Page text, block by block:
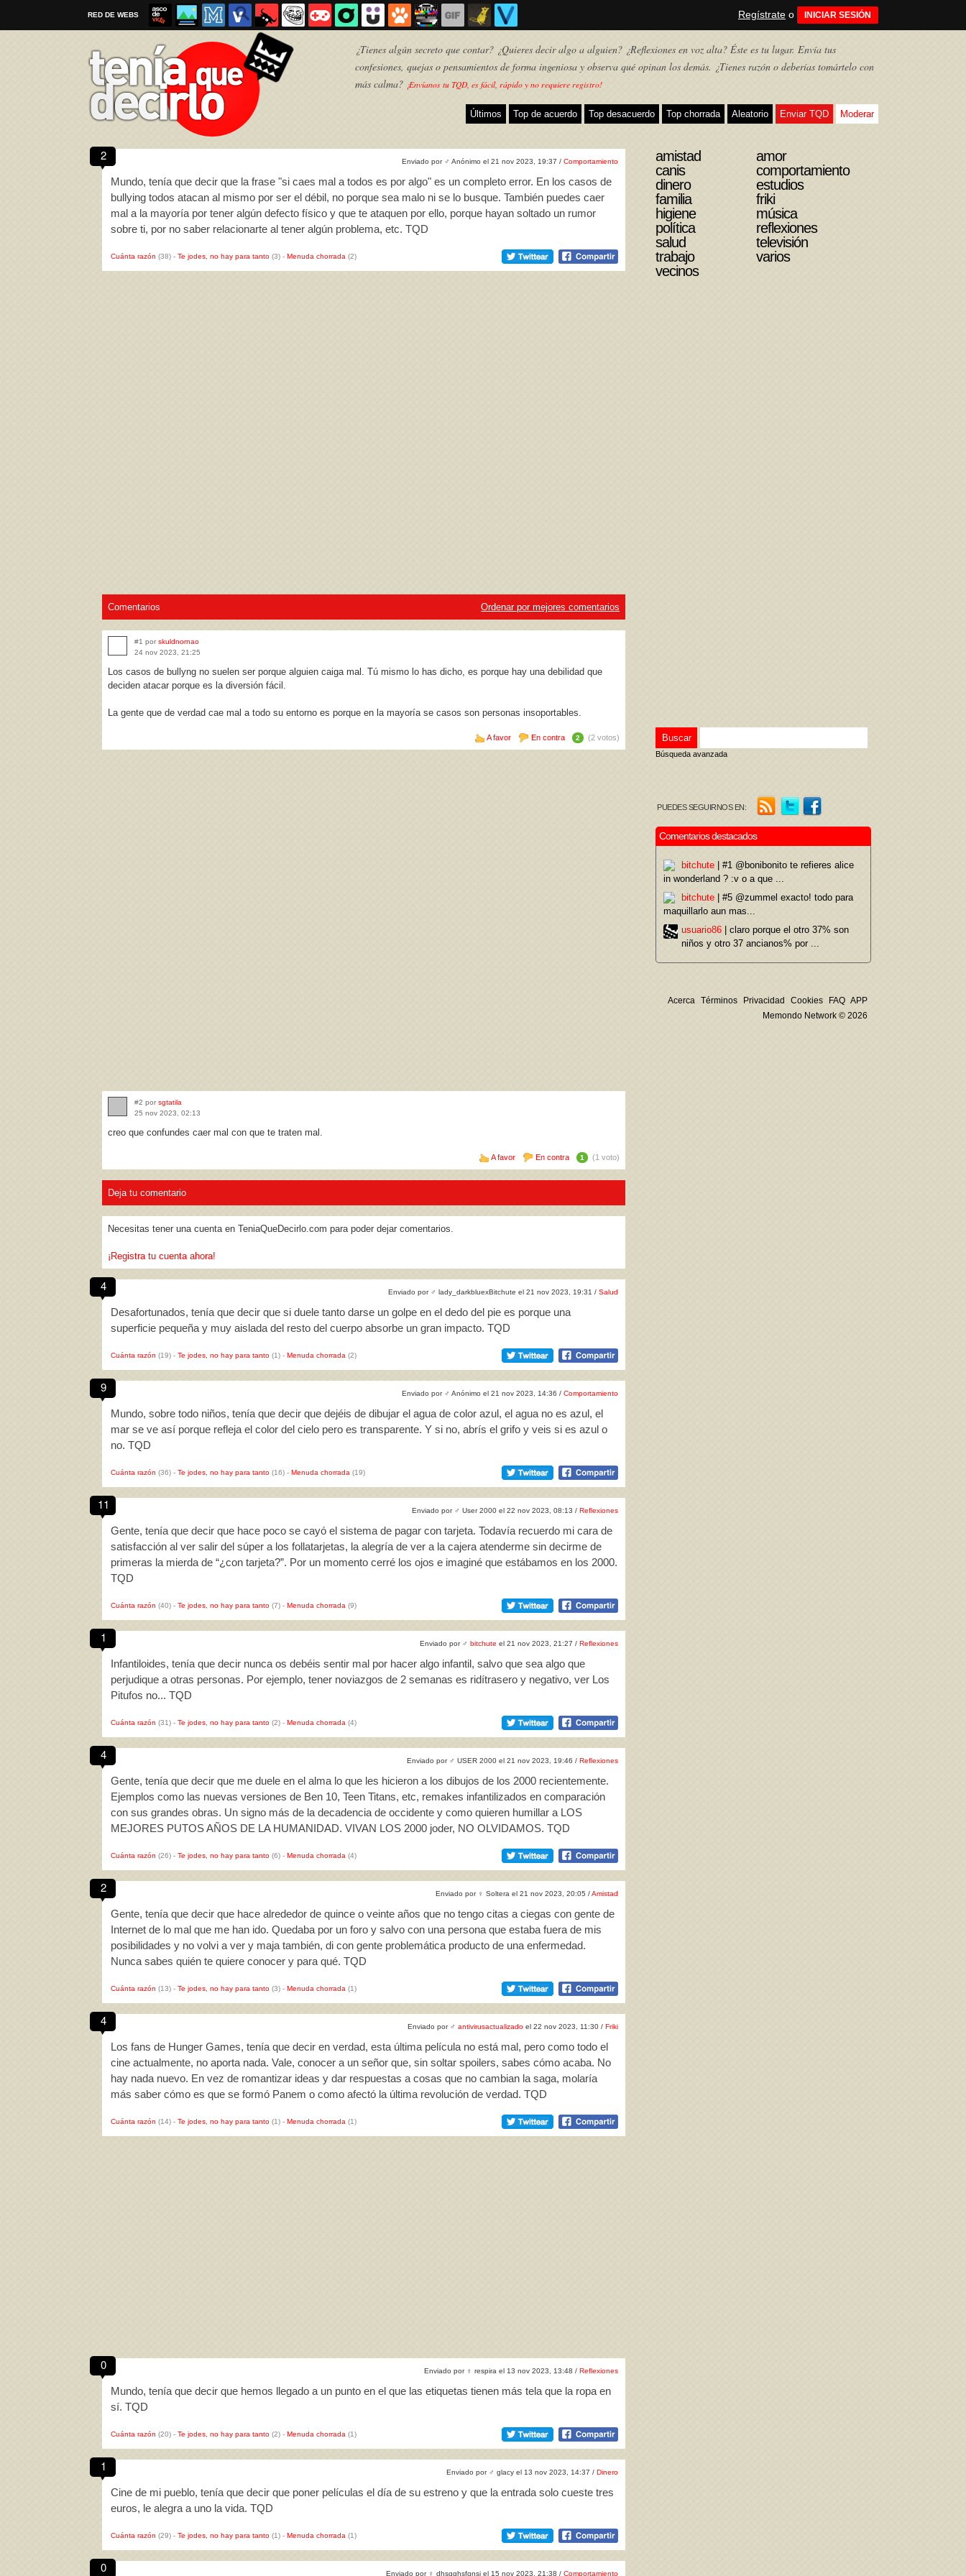
RED DE WEBS Regístrate o INICIAR SESIÓN
¿Tienes algún secreto que contar? ¿Quieres decir algo a alguien? ¿Reflexiones en voz alta? Éste es tu lugar. Envía tus
confesiones, quejas o pensamientos de forma ingeniosa y observa qué opinan los demás. ¿Tienes razón o deberías tomártelo con
más calma? ¡Envíanos tu TQD, es fácil, rápido y no requiere registro!
Últimos Top de acuerdo Top desacuerdo Top chorrada Aleatorio Enviar TQD Moderar
TQD
2 Enviado por ♂ Anónimo el 21 nov 2023, 19:37 / Comportamiento
Mundo, tenía que decir que la frase "si caes mal a todos es por algo" es un completo error. En los casos de
bullying todos atacan al mismo por ser el débil, no porque sea malo ni se lo busque. También puedes caer
mal a la mayoría por tener algún defecto físico y que te ataquen por ello, porque hayan soltado un rumor
sobre ti, por no saber relacionarte al tener algún problema, etc. TQD
Cuánta razón (38) - Te jodes, no hay para tanto (3) - Menuda chorrada (2)
Comentarios Ordenar por mejores comentarios
#1 por skuldnornao
24 nov 2023, 21:25
Los casos de bullyng no suelen ser porque alguien caiga mal. Tú mismo lo has dicho, es porque hay una debilidad que
deciden atacar porque es la diversión fácil.
La gente que de verdad cae mal a todo su entorno es porque en la mayoría se casos son personas insoportables.
A favor En contra 2 (2 votos)
#2 por sgtatila
25 nov 2023, 02:13
creo que confundes caer mal con que te traten mal.
A favor En contra 1 (1 voto)
Deja tu comentario
Necesitas tener una cuenta en TeniaQueDecirlo.com para poder dejar comentarios.
¡Registra tu cuenta ahora!
4 Enviado por ♂ lady_darkbluexBitchute el 21 nov 2023, 19:31 / Salud
Desafortunados, tenía que decir que si duele tanto darse un golpe en el dedo del pie es porque una
superficie pequeña y muy aislada del resto del cuerpo absorbe un gran impacto. TQD
Cuánta razón (19) - Te jodes, no hay para tanto (1) - Menuda chorrada (2)
9 Enviado por ♂ Anónimo el 21 nov 2023, 14:36 / Comportamiento
Mundo, sobre todo niños, tenía que decir que dejéis de dibujar el agua de color azul, el agua no es azul, el
mar se ve así porque refleja el color del cielo pero es transparente. Y si no, abrís el grifo y veis si es azul o
no. TQD
Cuánta razón (36) - Te jodes, no hay para tanto (16) - Menuda chorrada (19)
11 Enviado por ♂ User 2000 el 22 nov 2023, 08:13 / Reflexiones
Gente, tenía que decir que hace poco se cayó el sistema de pagar con tarjeta. Todavía recuerdo mi cara de
satisfacción al ver salir del súper a los follatarjetas, la alegría de ver a la cajera atenderme sin decirme de
primeras la mierda de “¿con tarjeta?”. Por un momento cerré los ojos e imaginé que estábamos en los 2000.
TQD
Cuánta razón (40) - Te jodes, no hay para tanto (7) - Menuda chorrada (9)
1 Enviado por ♂ bitchute el 21 nov 2023, 21:27 / Reflexiones
Infantiloides, tenía que decir nunca os debéis sentir mal por hacer algo infantil, salvo que sea algo que
perjudique a otras personas. Por ejemplo, tener noviazgos de 2 semanas es ridítrasero y negativo, ver Los
Pitufos no... TQD
Cuánta razón (31) - Te jodes, no hay para tanto (2) - Menuda chorrada (4)
4 Enviado por ♂ USER 2000 el 21 nov 2023, 19:46 / Reflexiones
Gente, tenía que decir que me duele en el alma lo que les hicieron a los dibujos de los 2000 recientemente.
Ejemplos como las nuevas versiones de Ben 10, Teen Titans, etc, remakes infantilizados en comparación
con sus grandes obras. Un signo más de la decadencia de occidente y como quieren humillar a LOS
MEJORES PUTOS AÑOS DE LA HUMANIDAD. VIVAN LOS 2000 joder, NO OLVIDAMOS. TQD
Cuánta razón (26) - Te jodes, no hay para tanto (6) - Menuda chorrada (4)
2 Enviado por ♀ Soltera el 21 nov 2023, 20:05 /Amistad
Gente, tenía que decir que hace alrededor de quince o veinte años que no tengo citas a ciegas con gente de
Internet de lo mal que me han ido. Quedaba por un foro y salvo con una persona que estaba fuera de mis
posibilidades y no volvi a ver y maja también, di con gente problemática producto de una enfermedad.
Nunca sabes quién te quiere conocer y para qué. TQD
Cuánta razón (13) - Te jodes, no hay para tanto (3) - Menuda chorrada (1)
4 Enviado por ♂ antivirusactualizado el 22 nov 2023, 11:30 / Friki
Los fans de Hunger Games, tenía que decir en verdad, esta última película no está mal, pero como todo el
cine actualmente, no aporta nada. Vale, conocer a un señor que, sin soltar spoilers, sabes cómo acaba. No
hay nada nuevo. En vez de romantizar ideas y dar respuestas a cosas que no cambian la saga, molaría
más saber cómo es que se formó Panem o como afectó la última revolución de verdad. TQD
Cuánta razón (14) - Te jodes, no hay para tanto (1) - Menuda chorrada (1)
0 Enviado por ♀ respira el 13 nov 2023, 13:48 / Reflexiones
Mundo, tenía que decir que hemos llegado a un punto en el que las etiquetas tienen más tela que la ropa en
sí. TQD
Cuánta razón (20) - Te jodes, no hay para tanto (2) - Menuda chorrada (1)
1 Enviado por ♂ glacy el 13 nov 2023, 14:37 / Dinero
Cine de mi pueblo, tenía que decir que poner películas el día de su estreno y que la entrada solo cueste tres
euros, le alegra a uno la vida. TQD
Cuánta razón (29) - Te jodes, no hay para tanto (1) - Menuda chorrada (1)
0 Enviado por ♀ dhsgghsfgnsj el 15 nov 2023, 21:38 / Comportamiento
amistad
amor
canis
comportamiento
dinero
estudios
familia
friki
higiene
música
política
reflexiones
salud
televisión
trabajo
varios
vecinos
Búsqueda avanzada
PUEDES SEGUIRNOS EN:
Comentarios destacados
bitchute | #1 @bonibonito te refieres alice
in wonderland ? :v o a que ...
bitchute | #5 @zummel exacto! todo para
maquillarlo aun mas...
usuario86 | claro porque el otro 37% son
niños y otro 37 ancianos% por ...
Acerca Términos Privacidad Cookies FAQ APP
Memondo Network © 2026